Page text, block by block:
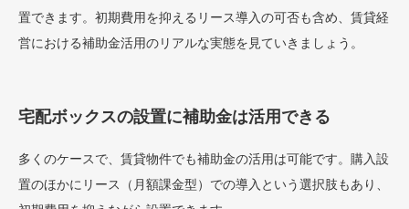
置できます。初期費用を抑えるリース導入の可否も含め、賃貸経
営における補助金活用のリアルな実態を見ていきましょう。
宅配ボックスの設置に補助金は活用できる
多くのケースで、賃貸物件でも補助金の活用は可能です。購入設
置のほかにリース（月額課金型）での導入という選択肢もあり、